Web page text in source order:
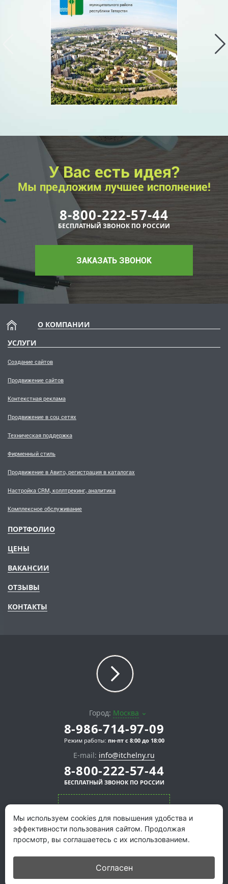
У Вас есть идея?
Мы предложим лучшее исполнение!
8-800-222-57-44
БЕСПЛАТНЫЙ ЗВОНОК ПО РОССИИ
ЗАКАЗАТЬ ЗВОНОК
Мы используем cookies для повышения удобства и
эффективности пользования сайтом. Продолжая
просмотр, вы соглашаетесь с их использованием.
Согласен
О КОМПАНИИ
УСЛУГИ
Создание сайтов
Продвижение сайтов
Контекстная реклама
Продвижение в соц сетях
Техническая поддержка
Фирменный стиль
Продвижение в Авито, регистрация в каталогах
Настройка CRM, коллтрекинг, аналитика
Комплексное обслуживание
ПОРТФОЛИО
ЦЕНЫ
ВАКАНСИИ
ОТЗЫВЫ
КОНТАКТЫ
Город: Москва
8-986-714-97-09
Режим работы: пн-пт с 8:00 до 18:00
E-mail: info@itchelny.ru
8-800-222-57-44
БЕСПЛАТНЫЙ ЗВОНОК ПО РОССИИ